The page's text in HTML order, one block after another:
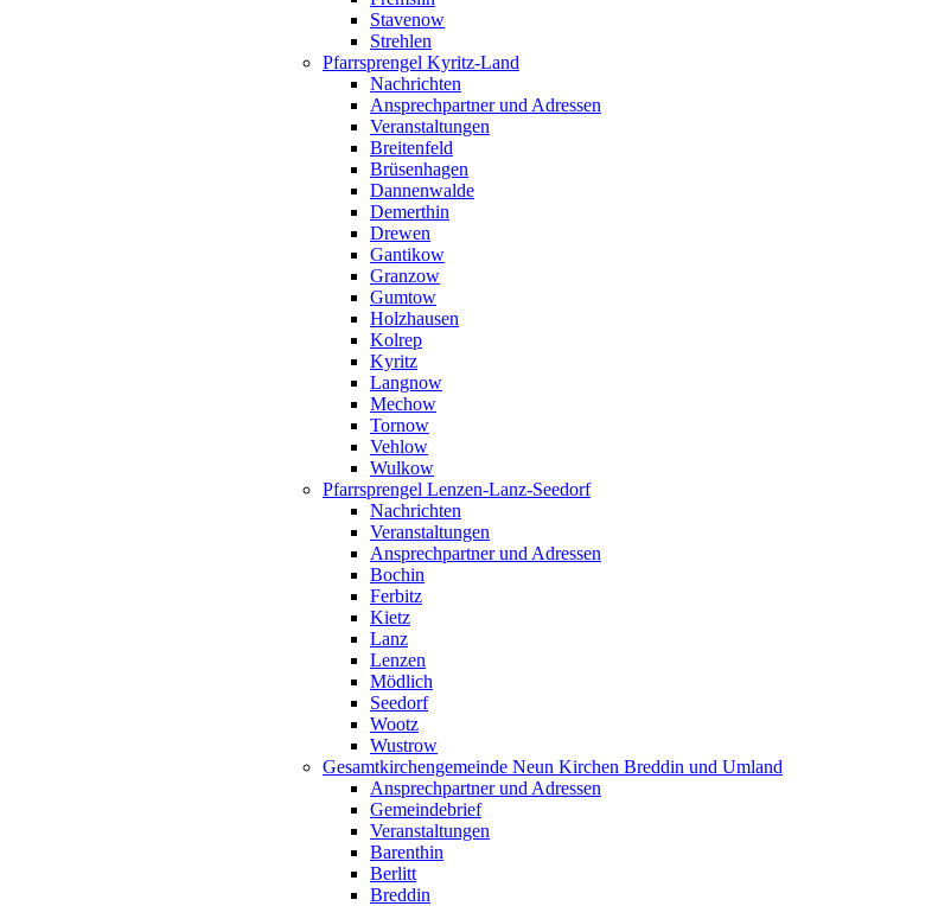
Stavenow
Strehlen
Pfarrsprengel Kyritz-Land
Nachrichten
Ansprechpartner und Adressen
Veranstaltungen
Breitenfeld
Brüsenhagen
Dannenwalde
Demerthin
Drewen
Gantikow
Granzow
Gumtow
Holzhausen
Kolrep
Kyritz
Langnow
Mechow
Tornow
Vehlow
Wulkow
Pfarrsprengel Lenzen-Lanz-Seedorf
Nachrichten
Veranstaltungen
Ansprechpartner und Adressen
Bochin
Ferbitz
Kietz
Lanz
Lenzen
Mödlich
Seedorf
Wootz
Wustrow
Gesamtkirchengemeinde Neun Kirchen Breddin und Umland
Ansprechpartner und Adressen
Gemeindebrief
Veranstaltungen
Barenthin
Berlitt
Breddin